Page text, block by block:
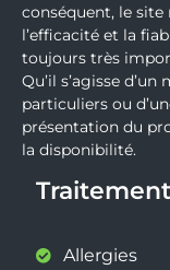
conséquent, le site
l’efficacité et la
toujours très
Qu’il s’agisse
particuliers ou
présentation du
la disponibilité.
Allergies